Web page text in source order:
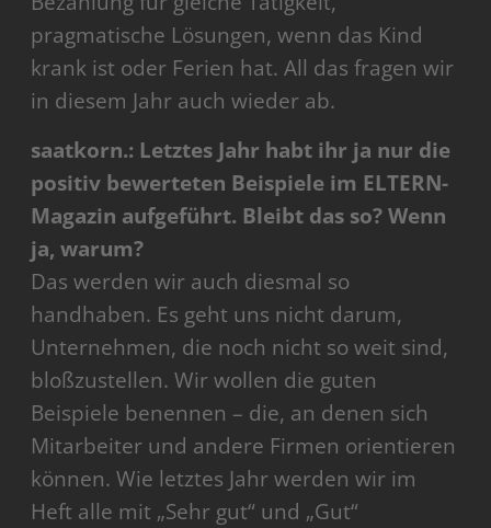
pragmatische Lösungen, wenn das Kind
krank ist oder Ferien hat. All das fragen wir
in diesem Jahr auch wieder ab.
saatkorn.: Letztes Jahr habt ihr ja nur die
positiv bewerteten Beispiele im ELTERN-
Magazin aufgeführt. Bleibt das so? Wenn
ja, warum?
Das werden wir auch diesmal so
handhaben. Es geht uns nicht darum,
Unternehmen, die noch nicht so weit sind,
bloßzustellen. Wir wollen die guten
Beispiele benennen – die, an denen sich
Mitarbeiter und andere Firmen orientieren
können. Wie letztes Jahr werden wir im
Heft alle mit „Sehr gut“ und „Gut“